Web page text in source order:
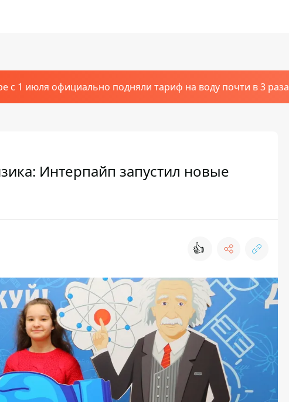
с 1 июля официально подняли тариф на воду почти в 3 раза
Интерпайп запустил новые
👍